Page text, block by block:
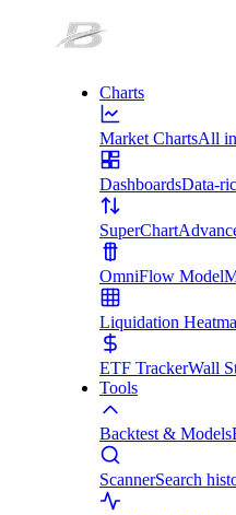
Charts
Market ChartsAll
DashboardsData-
SuperChart
OmniFlow Model
Liquidation
ETF TrackerWall
Tools
Backtest & Models
ScannerSearch